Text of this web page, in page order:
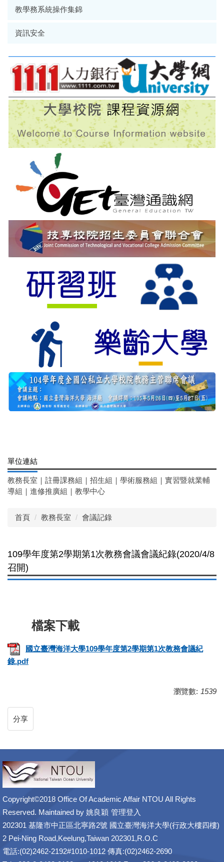
教學務系統操作集錦
資訊安全
單位連結
教務長室 ｜ 註冊課務組 ｜ 招生組 ｜ 學術服務組 ｜ 實習暨就業輔
導組 ｜ 進修推廣組 ｜ 教學中心
首頁 教務長室 會議記錄
109學年度第2學期第1次教務會議會議紀錄(2020/4/8
召開)
國立臺灣海洋大學109學年度第2學期第1次教務會議紀
錄.pdf
瀏覽數: 1539
分享
Copyright©2018 Office Of Academic Affair NTOU All Rights
Reserved. Maintained by 姚良穎 管理登入
202301 基隆市中正區北寧路2號 國立臺灣海洋大學(行政大樓四樓)
2 Pei-Ning Road,Keelung,Taiwan 202301,R.O.C
電話:(02)2462-2192#1010-1012 傳真:(02)2462-2690